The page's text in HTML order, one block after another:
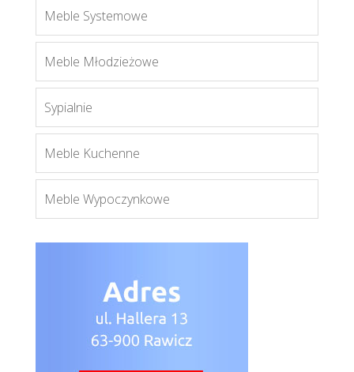
Meble Systemowe
Meble Młodzieżowe
Sypialnie
Meble Kuchenne
Meble Wypoczynkowe